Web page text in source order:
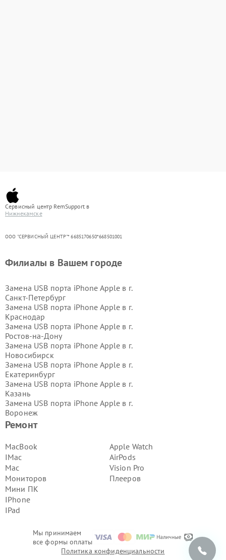
Сервисный центр RemSupport в
Нижнекамске
ООО "СЕРВИСНЫЙ ЦЕНТР"* 6685170650*668501001
Мы принимаем
все формы оплаты
Ремонт
MacBook
IMac
Mac
Мониторов
Мини ПК
IPhone
IPad
Apple Watch
AirPods
Vision Pro
Плееров
Филиалы в Вашем городе
Замена USB порта iPhone Apple в г.
Санкт-Петербург
Замена USB порта iPhone Apple в г.
Краснодар
Замена USB порта iPhone Apple в г.
Ростов-на-Дону
Замена USB порта iPhone Apple в г.
Новосибирск
Замена USB порта iPhone Apple в г.
Екатеринбург
Замена USB порта iPhone Apple в г.
Казань
Замена USB порта iPhone Apple в г.
Воронеж
Замена USB порта iPhone Apple в г.
Замена USB порта iPhone Apple в г.
Самара
Замена USB порта iPhone Apple в г.
Пермь
Замена USB порта iPhone Apple в г.
Красноярск
Замена USB порта iPhone Apple в г.
Ижевск
Челябинск
Замена USB порта iPhone Apple в г.
Замена USB порта iPhone Apple в г.
Политика конфиденциальности